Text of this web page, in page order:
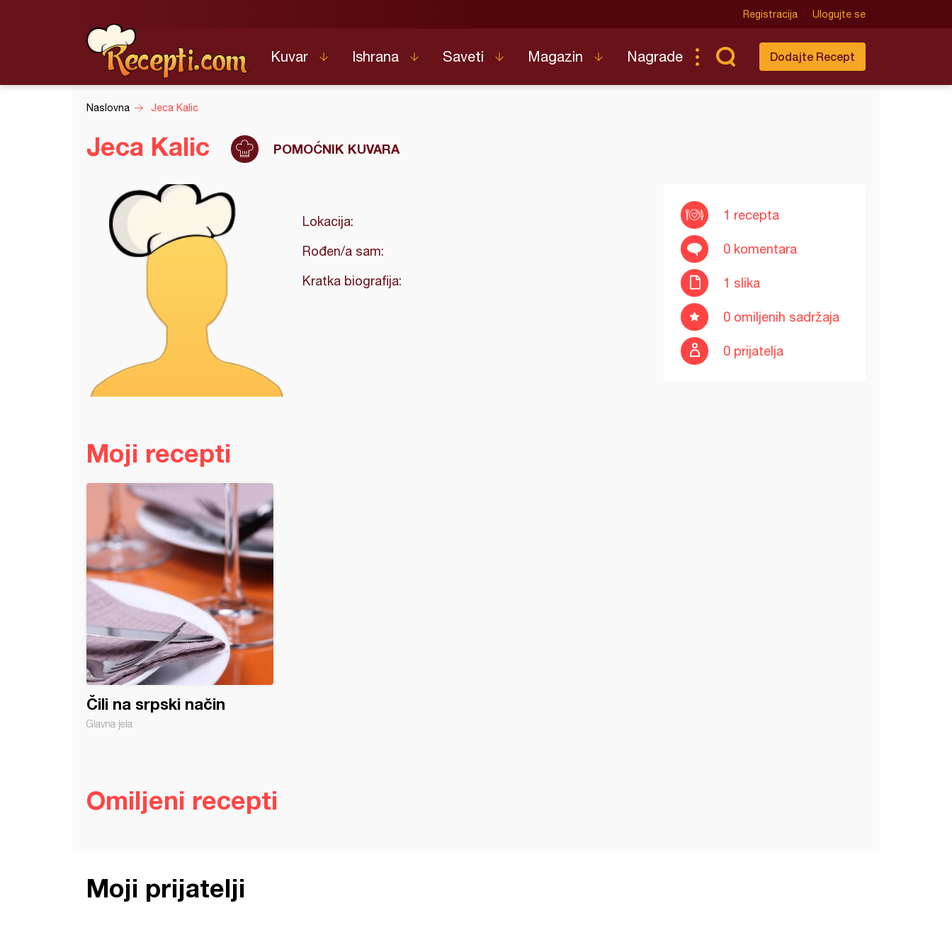
Registracija Ulogujte se
Kuvar Ishrana Saveti Magazin Nagrade Dodajte Recept
Naslovna Jeca Kalic
Jeca Kalic POMOĆNIK KUVARA
Lokacija:
Rođen/a sam:
Kratka biografija:
1 recepta
0 komentara
1 slika
0 omiljenih sadržaja
0 prijatelja
Moji recepti
Čili na srpski način
Glavna jela
Omiljeni recepti
Moji prijatelji